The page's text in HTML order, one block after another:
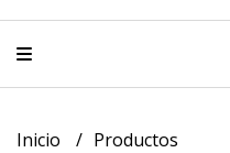
Inicio Productos